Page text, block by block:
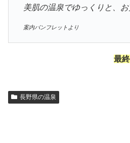
美肌の温泉でゆっくりと、お
案内パンフレットより
最
長野県の温泉